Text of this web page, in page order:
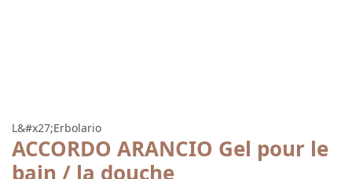
L&#x27;Erbolario
ACCORDO ARANCIO Gel pour le
bain / la douche